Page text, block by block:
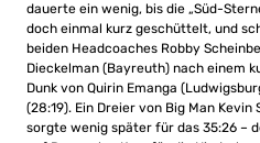
dauerte ein wenig, bis die „Süd-
doch einmal kurz geschüttelt, und
beiden Headcoaches Robby
Dieckelman (Bayreuth) nach einem
Dunk von Quirin Emanga
(28:19). Ein Dreier von Big Man Kevin
sorgte wenig später für das 35:26 –